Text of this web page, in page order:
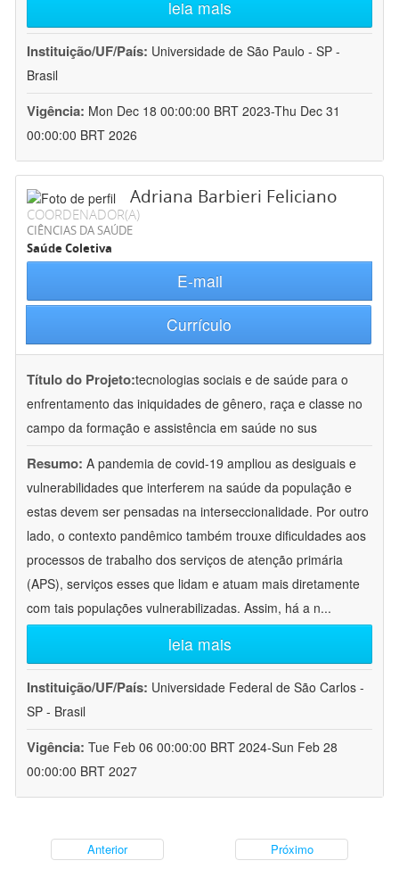
leia mais
Instituição/UF/País: Universidade de São Paulo - SP -
Brasil
Vigência: Mon Dec 18 00:00:00 BRT 2023-Thu Dec 31
00:00:00 BRT 2026
Adriana Barbieri Feliciano
COORDENADOR(A)
CIÊNCIAS DA SAÚDE
Saúde Coletiva
E-mail
Currículo
Título do Projeto:tecnologias sociais e de saúde para o
enfrentamento das iniquidades de gênero, raça e classe no
campo da formação e assistência em saúde no sus
Resumo: A pandemia de covid-19 ampliou as desiguais e
vulnerabilidades que interferem na saúde da população e
estas devem ser pensadas na interseccionalidade. Por outro
lado, o contexto pandêmico também trouxe dificuldades aos
processos de trabalho dos serviços de atenção primária
(APS), serviços esses que lidam e atuam mais diretamente
com tais populações vulnerabilizadas. Assim, há a n...
leia mais
Instituição/UF/País: Universidade Federal de São Carlos -
SP - Brasil
Vigência: Tue Feb 06 00:00:00 BRT 2024-Sun Feb 28
00:00:00 BRT 2027
Anterior Próximo